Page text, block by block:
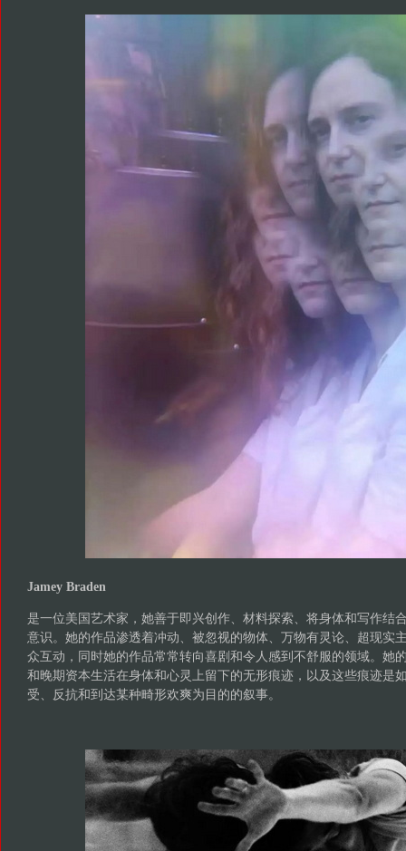
Jamey Braden
是一位美国艺术家，她善于即兴创作、材料探索、将身体和写作结
意识。她的作品渗透着冲动、被忽视的物体、万物有灵论、超现实
众互动，同时她的作品常常转向喜剧和令人感到不舒服的领域。她
和晚期资本生活在身体和心灵上留下的无形痕迹，以及这些痕迹是
受、反抗和到达某种畸形欢爽为目的的叙事。